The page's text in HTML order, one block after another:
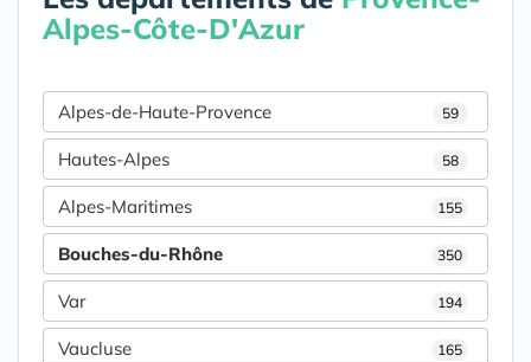
Alpes-Côte-D'Azur
Alpes-de-Haute-Provence 59
Hautes-Alpes 58
Alpes-Maritimes 155
Bouches-du-Rhône 350
Var 194
Vaucluse 165